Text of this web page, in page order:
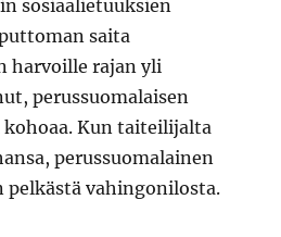
sosiaalietuuksien
saita
harvoille rajan yli
perussuomalaisen
kohoaa. Kun taiteilijalta
perussuomalainen
pelkästä vahingonilosta.